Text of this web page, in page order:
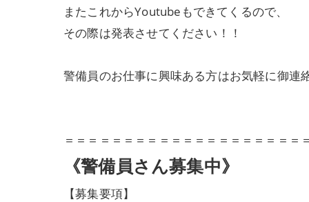
またこれからYoutubeもできてくるので、
その際は発表させてください！！
警備員のお仕事に興味ある方はお気軽に御連
＝＝＝＝＝＝＝＝＝＝＝＝＝＝＝＝＝＝＝＝
《警備員さん募集中》
【募集要項】